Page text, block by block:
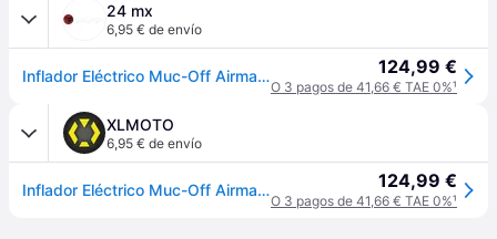
24 mx
6,95 € de envío
Inflador Eléctrico Muc-Off Airmach Electric Mini Pro 124,99 €
O 3 pagos de 41,66 € TAE 0%¹
XLMOTO
6,95 € de envío
Inflador Eléctrico Muc-Off Airmach Electric Mini Pro 124,99 €
O 3 pagos de 41,66 € TAE 0%¹